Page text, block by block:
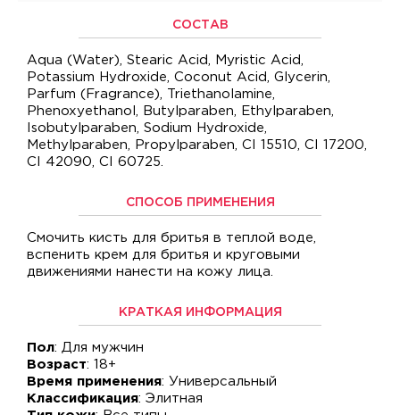
СОСТАВ
Aqua (Water), Stearic Acid, Myristic Acid,
Potassium Hydroxide, Coconut Acid, Glycerin,
Parfum (Fragrance), Triethanolamine,
Phenoxyethanol, Butylparaben, Ethylparaben,
Isobutylparaben, Sodium Hydroxide,
Methylparaben, Propylparaben, CI 15510, CI 17200,
CI 42090, CI 60725.
СПОСОБ ПРИМЕНЕНИЯ
Смочить кисть для бритья в теплой воде,
вспенить крем для бритья и круговыми
движениями нанести на кожу лица.
КРАТКАЯ ИНФОРМАЦИЯ
Пол: Для мужчин
Возраст: 18+
Время применения: Универсальный
Классификация: Элитная